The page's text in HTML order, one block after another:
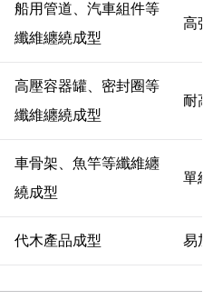
船用管道、汽車組件等
纖維纏繞成型
高
高壓容器罐、密封圈等
纖維纏繞成型
耐
車骨架、魚竿等纖維纏
繞成型
單
代木產品成型 易